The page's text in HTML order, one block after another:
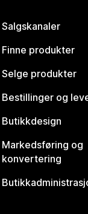
Salgskanaler
Finne produkter
Selge produkter
Bestillinger og
Butikkdesign
Markedsføring og
konvertering